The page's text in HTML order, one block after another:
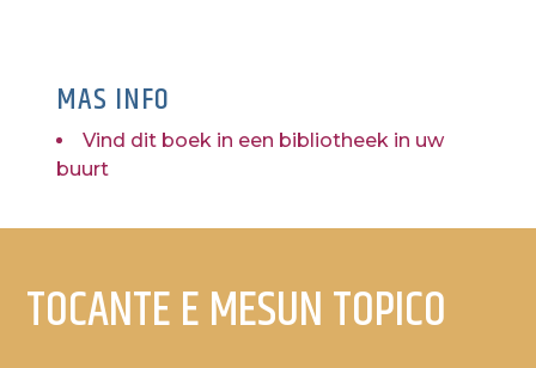
MAS INFO
Vind dit boek in een bibliotheek in uw
buurt
TOCANTE E MESUN TOPICO